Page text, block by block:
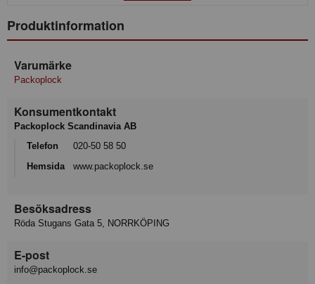
Produktinformation
Varumärke
Packoplock
Konsumentkontakt
Packoplock Scandinavia AB
Telefon
020-50 58 50
Hemsida
www.packoplock.se
Besöksadress
Röda Stugans Gata 5, NORRKÖPING
E-post
info@packoplock.se